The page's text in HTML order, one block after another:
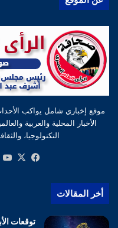
موقع إخباري شامل يواكب
الأخبار المحلية والعربية
التكنولوجيا،
فيسبوك
‫X
أخر المقالات
توقعات